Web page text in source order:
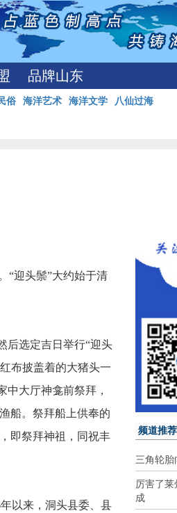
品牌山东
俗 海洋艺术 海洋文学 八仙过海
“迎头鬃”大约始于清
后选定吉日举行“迎头
红布披盖着的大猪头一
中大厅神龛前祭拜，
船。祭拜船上供奉的
即祭拜神祖，同祝丰
年以来，洞头县委、县
频道推荐
三角轮
厉害了
成